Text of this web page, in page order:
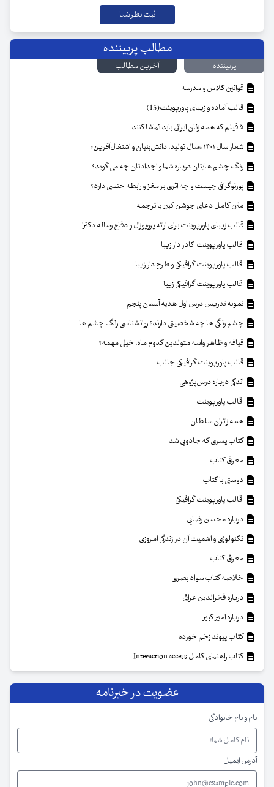
مطالب پربیننده
پربیننده
آخرین مطالب
قوانین کلاس و مدرسه
قالب آماده و زیبای پاورپوینت(15)
شعار سال ۱۴۰۱ «سال تولید، دانش‌بنیان و اشتغال‌آفرین»
رنگ چشم هایتان درباره شما و اجدادتان چه می گوید؟
پورنوگرافی چیست و چه اثری بر مغز و رابطه جنسی دارد؟
متن کامل دعای جوشن کبیر با ترجمه
قالب زیبای پاورپوینت برای ارائه پروپوزال و دفاع رساله دکترا
قالب پاورپوینت کادر دار زیبا
قالب پاورپوینت گرافیکی و طرح دار زیبا
قالب پاورپوینت گرافیکی زیبا
نمونه تدریس درس اول هدیه آسمان پنجم
چشم رنگی ها چه شخصیتی دارند؟ روانشناسی رنگ چشم ها
قیافه و ظاهر واسه متولدین کدوم ماه، خیلی مهمه؟
قالب پاورپوینت گرافیکی جالب
اندکی درباره درس‌پژوهی
قالب پاورپوینت
همه زائران سلطان
کتاب پسری که جادویی شد
معرفی کتاب
دوستی با کتاب
قالب پاورپوینت گرافیکی
درباره محسن رضایی
تکنولوژی و اهمیت آن در زندگی امروزی
معرفی کتاب
خلاصه کتاب سواد بصری
درباره فخرالدین عراقی
درباره امیر کبیر
کتاب پیوند زخم خورده
کتاب راهنمای کامل Interaction access
عضویت در خبرنامه
نام و نام خانوادگی
آدرس ایمیل